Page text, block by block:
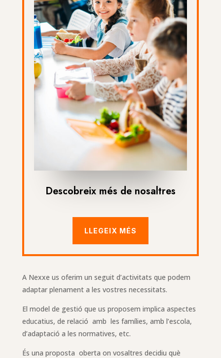
Descobreix més de nosaltres
LLEGEIX MÉS
A Nexxe us oferim un seguit d’activitats que podem
adaptar plenament a les vostres necessitats.
El model de gestió que us proposem implica aspectes
educatius, de relació amb les famílies, amb l’escola,
d’adaptació a les normatives, etc.
És una proposta oberta on vosaltres decidiu què